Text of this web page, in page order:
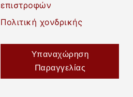
επιστροφών
Πολιτική χονδρικής
Υπαναχώρηση
Παραγγελίας